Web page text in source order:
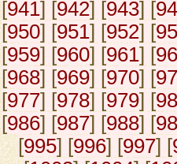
[941] [942] [943] [
[950] [951] [952] [
[959] [960] [961] [
[968] [969] [970] [
[977] [978] [979] [
[986] [987] [988] [
[995] [996] [997] [